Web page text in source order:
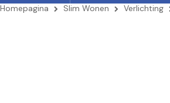
Homepagina Slim Wonen Verlichting